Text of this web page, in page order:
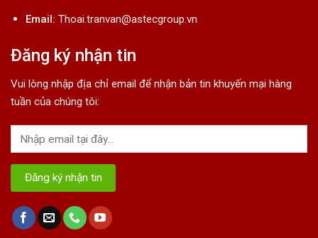
Email: Thoai.tranvan@astecgroup.vn
Đăng ký nhận tin
Vui lòng nhập địa chỉ email để nhận bản tin khuyến mại hàng
tuần của chúng tôi: